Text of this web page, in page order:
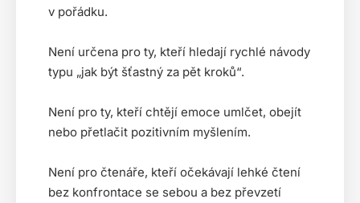
v pořádku.
Není určena pro ty, kteří hledají rychlé návody
typu „jak být šťastný za pět kroků“.
Není pro ty, kteří chtějí emoce umlčet, obejít
nebo přetlačit pozitivním myšlením.
Není pro čtenáře, kteří očekávají lehké čtení
bez konfrontace se sebou a bez převzetí